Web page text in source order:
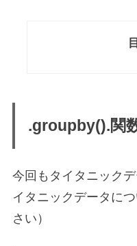
.groupby().関
今回もタイタニック
イタニックデータに
さい）